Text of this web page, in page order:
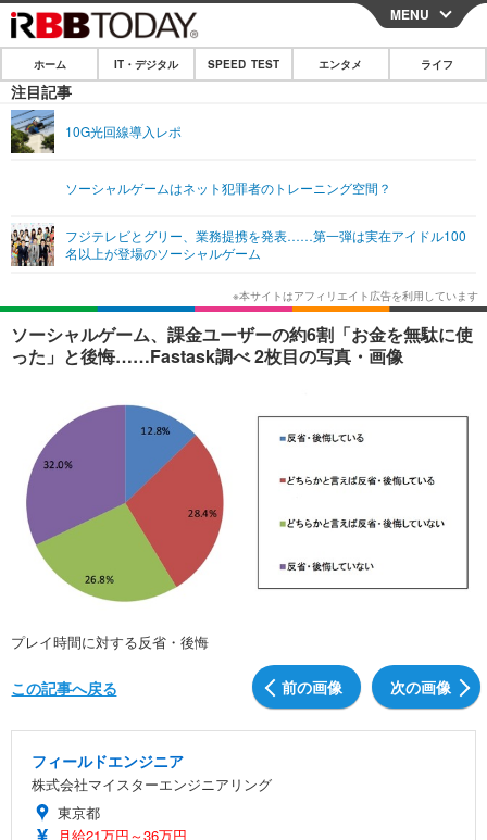
CLOSE
ホーム
IT・デジタル
ショッピング その他
エンタメTOP
韓国・芸能
音楽 スポーツ
ショッピング
ライフ
ライフTOP グルメ
ペット ショッピング
リリース一覧
プッシュ通知の停止方法
MENU
ホーム IT・デジタル SPEED TEST エンタメ ライフ
注目記事
10G光回線導入レポ
ソーシャルゲームはネット犯罪者のトレーニング空間？
フジテレビとグリー、業務提携を発表……第一弾は実在アイドル100
名以上が登場のソーシャルゲーム
ソーシャルゲーム、課金ユーザーの約6割「お金を無駄に使
った」と後悔……Fastask調べ 2枚目の写真・画像
プレイ時間に対する反省・後悔
前の画像 次の画像
この記事へ戻る
フィールドエンジニア
株式会社マイスターエンジニアリング
東京都
月給21万円～36万円